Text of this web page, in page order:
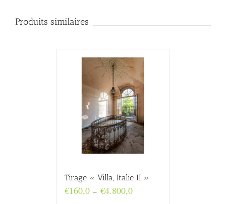
Produits similaires
Tirage « Villa, Italie II »
€160,0 – €4.800,0Plage